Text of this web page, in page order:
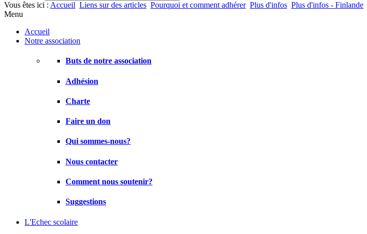
Vous êtes ici : Accueil Liens sur des articles Pourquoi et comment adhérer Plus d'infos Plus d'infos - Finlande
Menu
Accueil
Notre association
Buts de notre association
Adhésion
Charte
Faire un don
Qui sommes-nous?
Nous contacter
Comment nous soutenir?
Suggestions
L'Echec scolaire